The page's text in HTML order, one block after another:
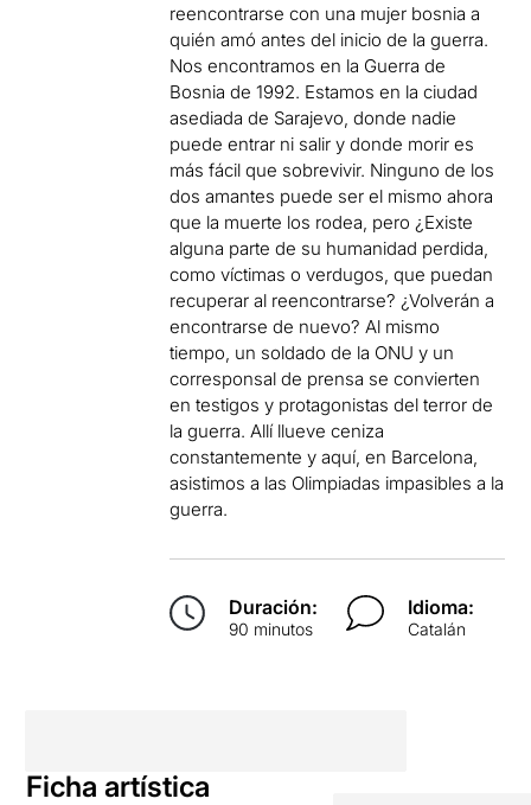
reencontrarse con una mujer bosnia a
quién amó antes del inicio de la guerra.
Nos encontramos en la Guerra de
Bosnia de 1992. Estamos en la ciudad
asediada de Sarajevo, donde nadie
puede entrar ni salir y donde morir es
más fácil que sobrevivir. Ninguno de los
dos amantes puede ser el mismo ahora
que la muerte los rodea, pero ¿Existe
alguna parte de su humanidad perdida,
como víctimas o verdugos, que puedan
recuperar al reencontrarse? ¿Volverán a
encontrarse de nuevo? Al mismo
tiempo, un soldado de la ONU y un
corresponsal de prensa se convierten
en testigos y protagonistas del terror de
la guerra. Allí llueve ceniza
constantemente y aquí, en Barcelona,
asistimos a las Olimpiadas impasibles a la
guerra.
Duración:
90 minutos
Idioma:
Catalán
Ficha artística